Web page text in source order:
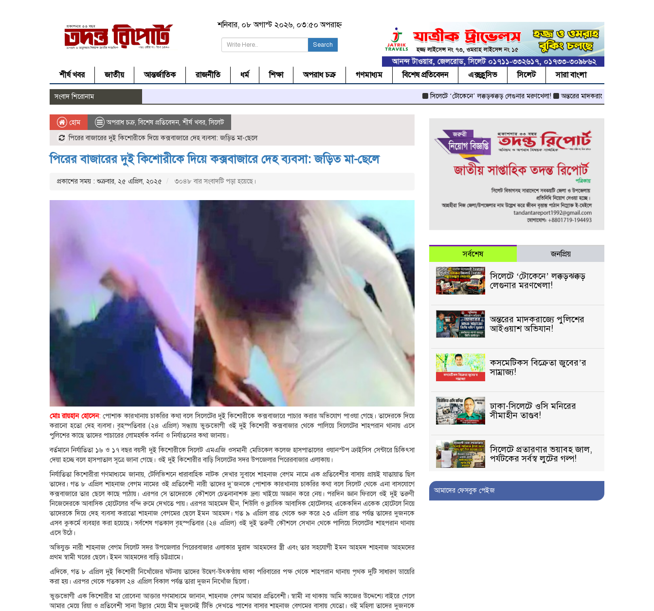
শনিবার, ০৮ অগাস্ট ২০২৬, ০৩:৫০ অপরাহ্ন
Search
শীর্ষ খবর জাতীয় আন্তর্জাতিক রাজনীতি ধর্ম শিক্ষা অপরাধ চক্র গণমাধ্যম বিশেষ প্রতিবেদন এক্সক্লুসিভ সিলেট সারা বাংলা
সংবাদ শিরোনাম সিলেটে ‘টোকেনে’ লক্কড়ঝক্কড় লেগুনার মরণখেলা! অন্তরের মাদকরাজ্যে পুলিশের আইওয়াশ অভিযান!
হোম অপরাধ চক্র,বিশেষ প্রতিবেদন,শীর্ষ খবর,সিলেট
পিরের বাজারের দুই কিশোরীকে দিয়ে কক্সবাজারে দেহ ব্যবসা: জড়িত মা-ছেলে
পিরের বাজারের দুই কিশোরীকে দিয়ে কক্সবাজারে দেহ ব্যবসা: জড়িত মা-ছেলে
প্রকাশের সময় : শুক্রবার, ২৫ এপ্রিল, ২০২৫ ৩০৪৮ বার সংবাদটি পড়া হয়েছে।
মোঃ রায়হান হোসেন: পোশাক কারখানায় চাকরির কথা বলে সিলেটের দুই কিশোরীকে কক্সবাজারে পাচার করার অভিযোগ পাওয়া গেছে। তাদেরকে দিয়ে
করানো হতো দেহ ব্যবসা। বৃহস্পতিবার (২৪ এপ্রিল) সন্ধ্যায় ভুক্তভোগী ওই দুই কিশোরী কক্সবাজার থেকে পালিয়ে সিলেটের শাহপরান থানায় এসে
পুলিশের কাছে তাদের পাচারের লোমহর্ষক বর্ননা ও নির্যাতনের কথা জানায়।
বর্তমানে নির্যাতিতা ১৬ ও ১৭ বছর বয়সী দুই কিশোরীকে সিলেট এমএজি ওসমানী মেডিকেল কলেজ হাসপাতালের ওয়ানস্টপ ক্রাইসিস সেন্টারে চিকিৎসা
দেয়া হচ্ছে বলে হাসপাতাল সূত্রে জানা গেছে। ওই দুই কিশোরীর বাড়ি সিলেটের সদর উপজেলার পিরেরবাজার এলাকায়।
নির্যাতিতা কিশোরীরা গণমাধ্যমে জানায়, টেলিভিশনে ধারাবাহিক নাটক দেখার সুবাধে শাহনাজ বেগম নামে এক প্রতিবেশীর বাসায় প্রায়ই যাতায়াত ছিল
তাদের। গত ৮ এপ্রিল শাহনাজ বেগম নামের ওই প্রতিবেশী নারী তাদের দু’জনকে পোশাক কারখানায় চাকরির কথা বলে সিলেট থেকে এনা বাসযোগে
কক্সবাজারে তার ছেলে কাছে পাঠায়। এরপর সে তাদেরকে কৌশলে চেতনানাশক দ্রব্য খাইয়ে অজ্ঞান করে নেয়। পরদিন জ্ঞান ফিরলে ওই দুই তরুণী
নিজেদেরকে আবাসিক হোটেলের বন্দি রুমে দেখতে পায়। এরপর আহমেদ দ্বীন, শিউলি ও ক্লাসিক আবাসিক হোটেলসহ একেকদিন একেক হোটেলে নিয়ে
তাদেরকে দিয়ে দেহ ব্যবসা করাতো শাহনাজ বেগমের ছেলে ইমন আহমদ। গত ৯ এপ্রিল রাত থেকে শুরু করে ২৩ এপ্রিল রাত পর্যন্ত তাদের দুজনকে
এসব কুকর্মে ব্যবহার করা হয়েছে। সর্বশেষ গতকাল বৃহস্পতিবার (২৪ এপ্রিল) ওই দুই তরুণী কৌশলে সেখান থেকে পালিয়ে সিলেটের শাহপরান থানায়
এসে উঠে।
অভিযুক্ত নারী শাহনাজ বেগম সিলেট সদর উপজেলার পিরেরবাজার এলাকার মুরাদ আহমদের স্ত্রী এবং তার সহযোগী ইমন আহমদ শাহনাজ আহমদের
প্রথম স্বামী ঘরের ছেলে। ইমন আহমদের বাড়ি চট্টগ্রামে।
এদিকে, গত ৮ এপ্রিল দুই কিশোরী নিখোঁজের ঘটনায় তাদের উদ্বেগ-উৎকন্ঠায় থাকা পরিবারের পক্ষ থেকে শাহপরান থানায় পৃথক দুটি সাধারণ ডায়েরি
করা হয়। এরপর থেকে গতকাল ২৪ এপ্রিল বিকাল পর্যন্ত তারা দুজন নিখোঁজ ছিলো।
ভুক্তভোগী এক কিশোরীর মা রোবেনা আক্তার গণমাধ্যমে জানান, শাহনাজ বেগম আমার প্রতিবেশী। স্বামী না থাকায় আমি কাজের উদ্দেশ্যে বাইরে গেলে
আমার মেয়ে রিয়া ও প্রতিবেশী সানা উল্লার মেয়ে মীম দুজনেই টিভি দেখতে পাশের বাসার শাহনাজ বেগমের বাসায় যেতো। ওই মহিলা তাদের দুজনকে
সর্বশেষ জনপ্রিয়
সিলেটে ‘টোকেনে’ লক্কড়ঝক্কড়
লেগুনার মরণখেলা!
অন্তরের মাদকরাজ্যে পুলিশের
আইওয়াশ অভিযান!
কসমেটিকস বিক্রেতা জুবের’র
সাম্রাজ্য!
ঢাকা-সিলেটে ওসি মনিরের
সীমাহীন তাণ্ডব!
সিলেটে প্রতারণার ভয়াবহ জাল,
পর্যটকের সর্বস্ব লুটের গল্প!
বিআইডিসি’তে ১৫ বছরের
দখলদারিত্ব বজায় রাখতে মরিয়া
আমাদের ফেসবুক পেইজ